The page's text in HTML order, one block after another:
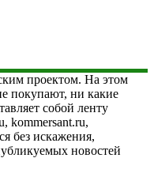
проектом. На этом
покупают, ни какие
собой ленту
kommersant.ru,
без искажения,
новостей